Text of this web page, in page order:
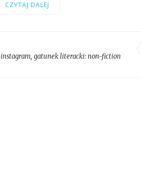
CZYTAJ DALEJ
instagram, gatunek literacki:non-fiction